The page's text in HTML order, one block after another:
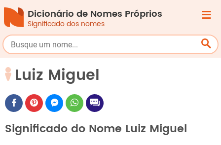
Dicionário de Nomes Próprios
Significado dos nomes
Luiz Miguel
Significado do Nome Luiz Miguel